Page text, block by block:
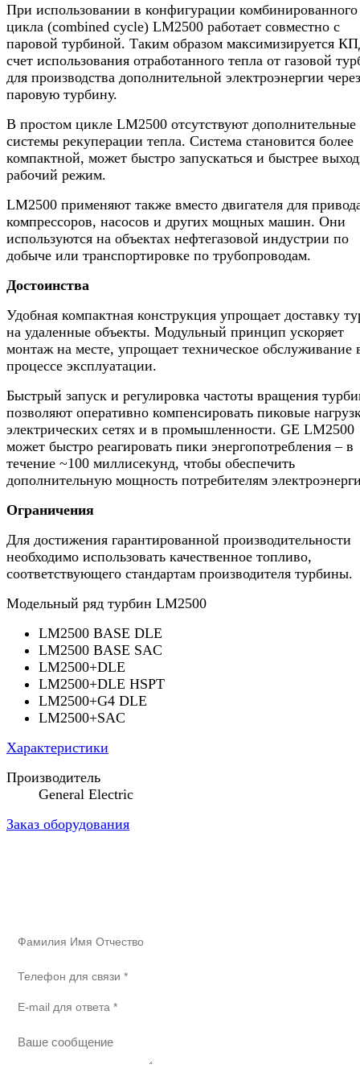
При использовании в конфигурации комбинированного
цикла (combined cycle) LM2500 работает совместно с
паровой турбиной. Таким образом максимизируется
счет использования отработанного тепла от газовой
для производства дополнительной электроэнергии через
паровую турбину.
В простом цикле LM2500 отсутствуют дополнительные
системы рекуперации тепла. Система становится более
компактной, может быстро запускаться и быстрее
рабочий режим.
LM2500 применяют также вместо двигателя для
компрессоров, насосов и других мощных машин. Они
используются на объектах нефтегазовой индустрии по
добыче или транспортировке по трубопроводам.
Достоинства
Удобная компактная конструкция упрощает доставку
на удаленные объекты. Модульный принцип ускоряет
монтаж на месте, упрощает техническое обслуживание
процессе эксплуатации.
Быстрый запуск и регулировка частоты вращения
позволяют оперативно компенсировать пиковые
электрических сетях и в промышленности. GE LM2500
может быстро реагировать пики энергопотребления – в
течение ~100 миллисекунд, чтобы обеспечить
дополнительную мощность потребителям
Ограничения
Для достижения гарантированной производительности
необходимо использовать качественное топливо,
соответствующего стандартам производителя турбины.
Модельный ряд турбин LM2500
LM2500 BASE DLE
LM2500 BASE SAC
LM2500+DLE
LM2500+DLE HSPT
LM2500+G4 DLE
LM2500+SAC
Характеристики
Производитель
General Electric
Заказ оборудования